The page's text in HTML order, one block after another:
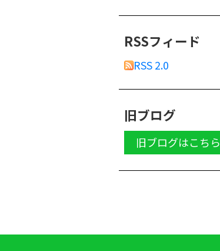
RSSフィード
RSS 2.0
旧ブログ
旧ブログはこちら